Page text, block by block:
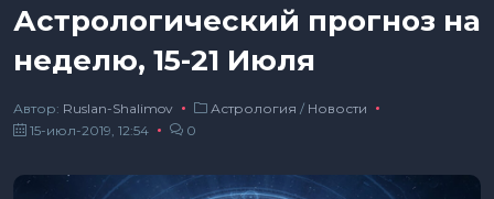
Астрологический прогноз на
неделю, 15-21 Июля
Автор: Ruslan-Shalimov Астрология / Новости
15-июл-2019, 12:54
0